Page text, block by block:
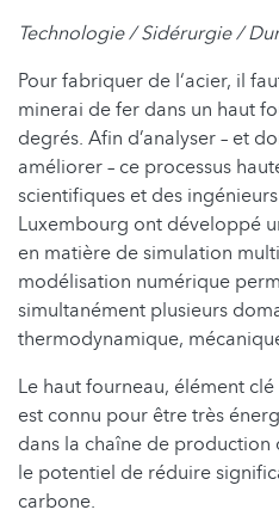
Technologie / Sidérurgie /
Pour fabriquer de l‘acier, il
minerai de fer dans un haut
degrés. Afin d’analyser – et
améliorer – ce processus
scientifiques et des
Luxembourg ont développé
en matière de simulation
modélisation numérique
simultanément plusieurs
thermodynamique,
Le haut fourneau, élément
est connu pour être très
dans la chaîne de
le potentiel de réduire
carbone.